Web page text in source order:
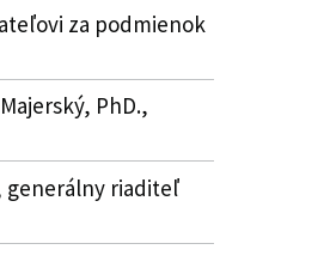
za podmienok
PhD.,
generálny riaditeľ